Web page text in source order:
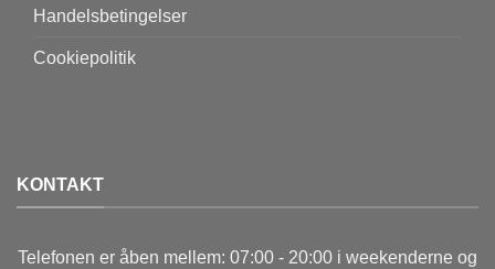
Handelsbetingelser
Cookiepolitik
KONTAKT
Telefonen er åben mellem: 07:00 - 20:00 i weekenderne og